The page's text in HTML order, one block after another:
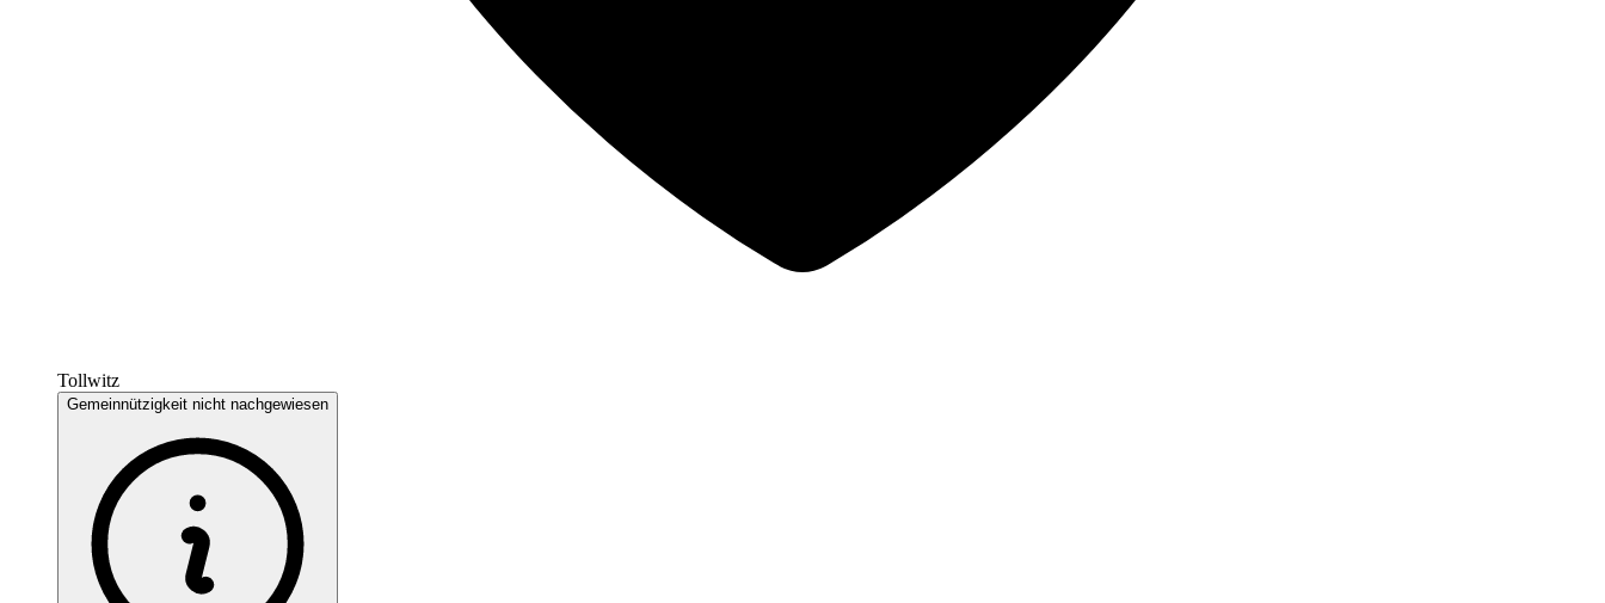
Tollwitz
Gemeinnützigkeit nicht nachgewiesen